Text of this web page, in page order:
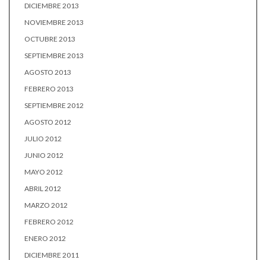
DICIEMBRE 2013
NOVIEMBRE 2013
OCTUBRE 2013
SEPTIEMBRE 2013
AGOSTO 2013
FEBRERO 2013
SEPTIEMBRE 2012
AGOSTO 2012
JULIO 2012
JUNIO 2012
MAYO 2012
ABRIL 2012
MARZO 2012
FEBRERO 2012
ENERO 2012
DICIEMBRE 2011